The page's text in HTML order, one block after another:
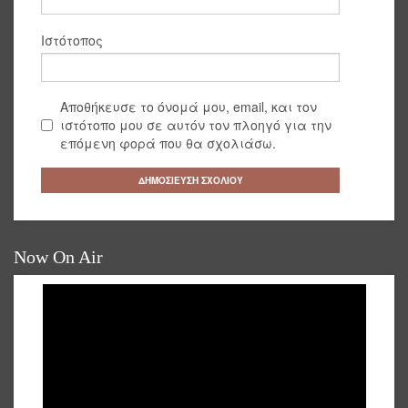
Ιστότοπος
Αποθήκευσε το όνομά μου, email, και τον
ιστότοπο μου σε αυτόν τον πλοηγό για την
επόμενη φορά που θα σχολιάσω.
Now On Air